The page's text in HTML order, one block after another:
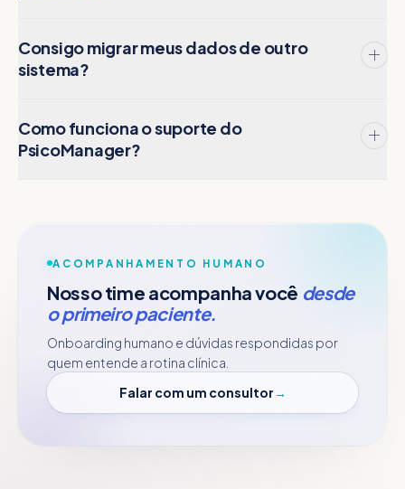
Consigo migrar meus dados de outro
sistema?
Como funciona o suporte do
PsicoManager?
ACOMPANHAMENTO HUMANO
Nosso time acompanha você desde
o primeiro paciente.
Onboarding humano e dúvidas respondidas por
quem entende a rotina clínica.
Falar com um consultor→